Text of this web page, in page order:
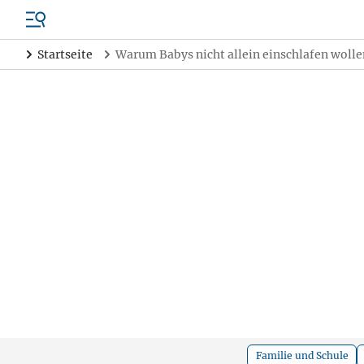
Startseite Warum Babys nicht allein einschlafen
Familie und Schule